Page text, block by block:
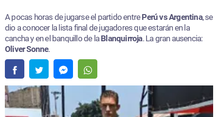
A pocas horas de jugarse el partido entrePerú vs Argentina, se
dio a conocer la lista final de jugadores que estarán en la
cancha y en el banquillo de laBlanquirroja. La gran ausencia:
Oliver Sonne.